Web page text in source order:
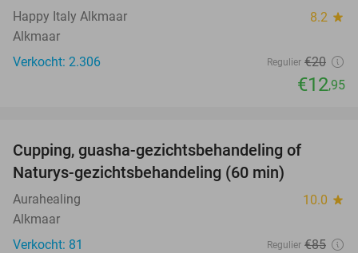
Happy Italy Alkmaar 8.2 star
Alkmaar
Verkocht: 2.306
Regulier €20
€12,95
Cupping, guasha-gezichtsbehandeling of
Naturys-gezichtsbehandeling (60 min)
Aurahealing 10.0 star
Alkmaar
Verkocht: 81
Regulier €85